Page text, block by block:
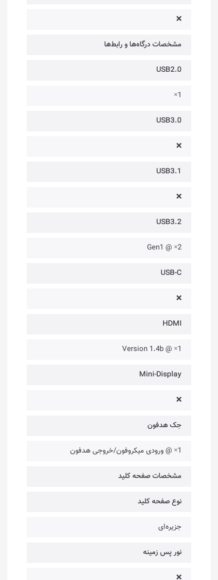
❌
مشخصات درگاه‌ها و رابط‌ها
USB2.0
1×
USB3.0
❌
USB3.1
❌
USB3.2
2× @ Gen1
USB-C
❌
HDMI
1× @ Version 1.4b
Mini-Display
❌
جک هدفون
1× @ ورودی میکروفون/خروجی هدفون
مشخصات صفحه کلید
نوع صفحه کلید
جزیره‌ای
نور پس زمینه